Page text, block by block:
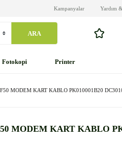
Kampanyalar Yardım
ARA
Fotokopi Printer
MODEM KART KABLO PK010001B20
MODEM KART KABLO